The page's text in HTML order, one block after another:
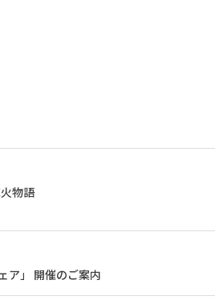
物語
ア」 開催のご案内